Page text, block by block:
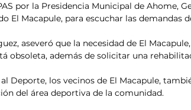
por la Presidencia Municipal de Ahome,
El Macapule, para escuchar las demandas
aseveró que la necesidad de El
obsoleta, además de solicitar una
Deporte, los vecinos de El Macapule,
del área deportiva de la comunidad.